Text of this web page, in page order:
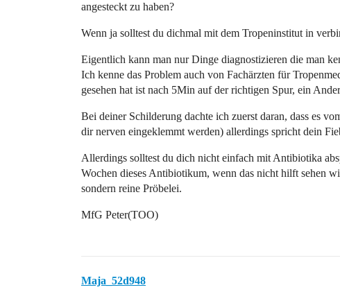
angesteckt zu haben?
Wenn ja solltest du dichmal mit dem Tropeninstitut in
Eigentlich kann man nur Dinge diagnostizieren die man
Ich kenne das Problem auch von Fachärzten für
gesehen hat ist nach 5Min auf der richtigen Spur, ein
Bei deiner Schilderung dachte ich zuerst daran, dass es
dir nerven eingeklemmt werden) allerdings spricht dein
Allerdings solltest du dich nicht einfach mit Antibiotika
Wochen dieses Antibiotikum, wenn das nicht hilft sehen
sondern reine Pröbelei.
MfG Peter(TOO)
Maja_52d948